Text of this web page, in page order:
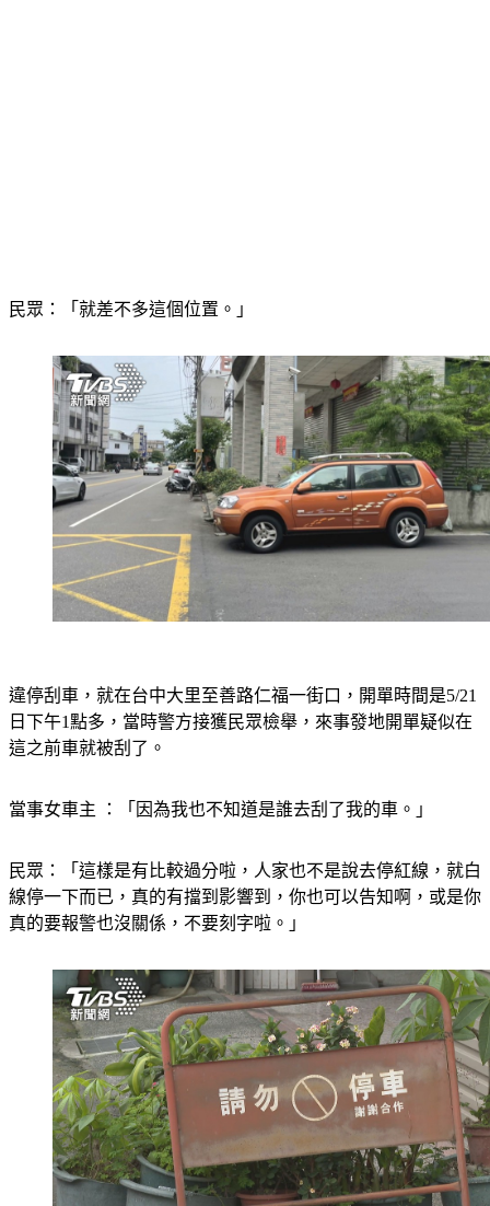
民眾：「就差不多這個位置。」
違停刮車，就在台中大里至善路仁福一街口，開單時間是5/21
日下午1點多，當時警方接獲民眾檢舉，來事發地開單疑似在
這之前車就被刮了。
當事女車主 ：「因為我也不知道是誰去刮了我的車。」
民眾：「這樣是有比較過分啦，人家也不是說去停紅線，就白
線停一下而已，真的有擋到影響到，你也可以告知啊，或是你
真的要報警也沒關係，不要刻字啦。」